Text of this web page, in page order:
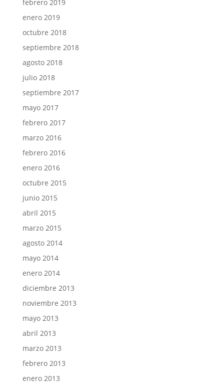
febrero 2019
enero 2019
octubre 2018
septiembre 2018
agosto 2018
julio 2018
septiembre 2017
mayo 2017
febrero 2017
marzo 2016
febrero 2016
enero 2016
octubre 2015
junio 2015
abril 2015
marzo 2015
agosto 2014
mayo 2014
enero 2014
diciembre 2013
noviembre 2013
mayo 2013
abril 2013
marzo 2013
febrero 2013
enero 2013